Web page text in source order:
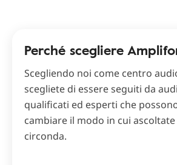
Perché scegliere
Scegliendo noi come centro
scegliete di essere seguiti da
qualificati ed esperti che
cambiare il modo in cui
circonda.